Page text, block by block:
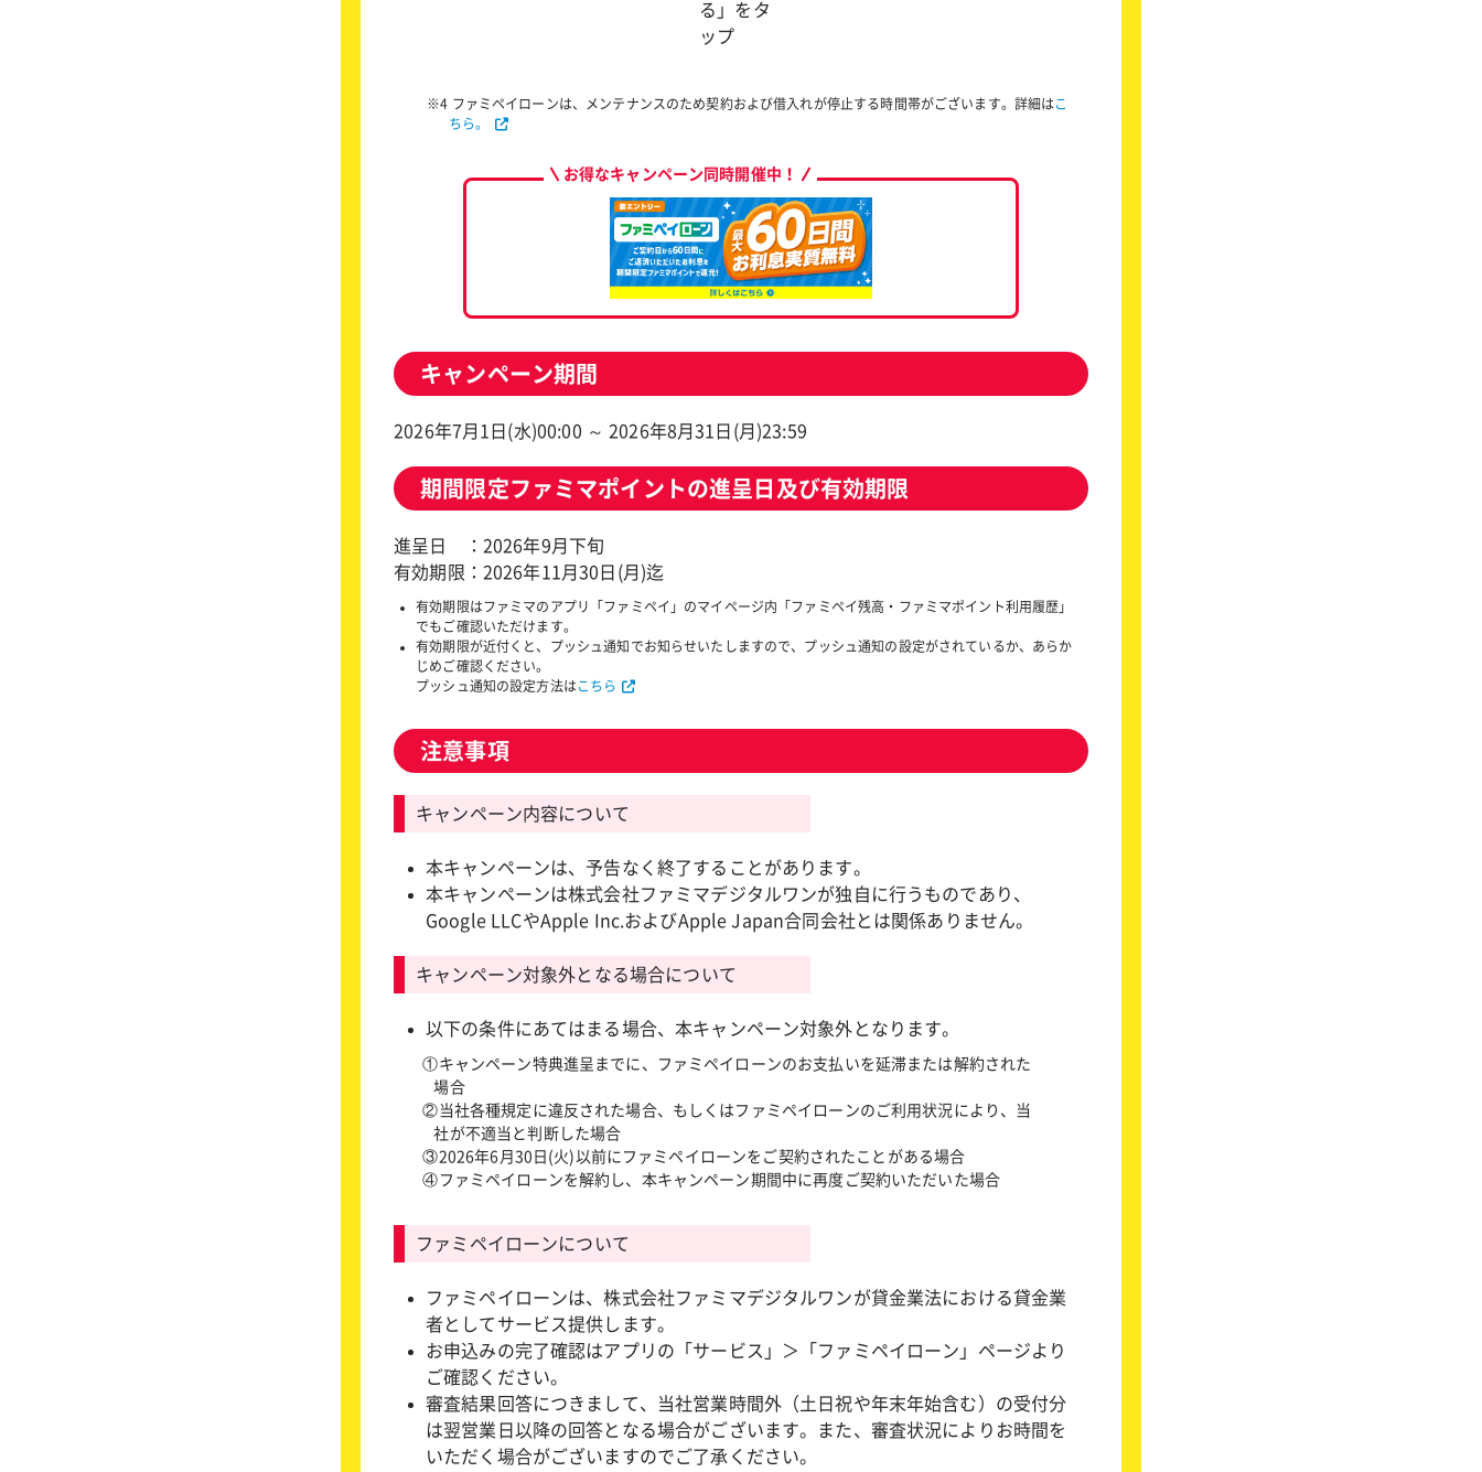
る」をタ
ップ
※4 ファミペイローンは、メンテナンスのため契約および借入れが停止する時間帯がございます。詳細はこ
ちら。
お得なキャンペーン同時開催中！
キャンペーン期間
2026年7月1日(水)00:00 ～ 2026年8月31日(月)23:59
期間限定ファミマポイントの進呈日 及び有効期限
進呈日 ：2026年9月下旬
有効期限：2026年11月30日(月)迄
有効期限はファミマのアプリ「ファミペイ」のマイページ内「ファミペイ残高・ファミマポイント利用履歴」
でもご確認いただけます。
有効期限が近付くと、プッシュ通知でお知らせいたしますので、プッシュ通知の設定がされているか、あらか
じめご確認ください。
プッシュ通知の設定方法は こちら
注意事項
キャンペーン内容について
本キャンペーンは、予告なく終了することがあります。
本キャンペーンは株式会社ファミマデジタルワンが独自に行うものであり、
Google LLCやApple Inc.およびApple Japan合同会社とは関係ありません。
キャンペーン対象外となる場合について
以下の条件にあてはまる場合、本キャンペーン対象外となります。
①キャンペーン特典進呈までに、ファミペイローンのお支払いを延滞または解約された
場合
②当社各種規定に違反された場合、もしくはファミペイローンのご利用状況により、当
社が不適当と判断した場合
③2026年6月30日(火)以前にファミペイローンをご契約されたことがある場合
④ファミペイローンを解約し、本キャンペーン期間中に再度ご契約いただいた場合
ファミペイローンについて
ファミペイローンは、株式会社ファミマデジタルワンが貸金業法における貸金業
者としてサービス提供します。
お申込みの完了確認はアプリの「サービス」＞「ファミペイローン」ページより
ご確認ください。
審査結果回答につきまして、当社営業時間外（土日祝や年末年始含む）の受付分
は翌営業日以降の回答となる場合がございます。また、審査状況によりお時間を
いただく場合がございますのでご了承ください。